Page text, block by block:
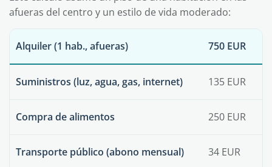
afueras del centro y un estilo de vida moderado:
Alquiler (1 hab., afueras) 750 EUR
Suministros (luz, agua, gas, internet) 135 EUR
Compra de alimentos 250 EUR
Transporte público (abono mensual) 34 EUR